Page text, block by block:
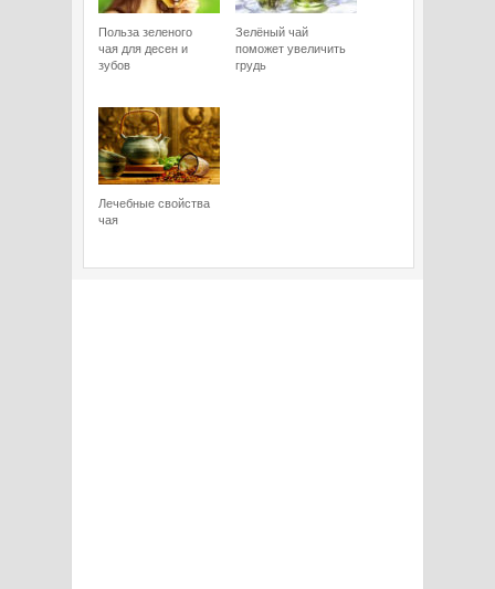
Польза зеленого
чая для десен и
зубов
Зелёный чай
поможет увеличить
грудь
Лечебные свойства
чая